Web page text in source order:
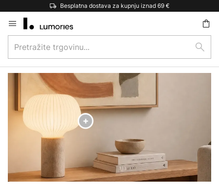
Besplatna dostava za kupnju iznad 69 €
to
Content
trgovinu...
traži